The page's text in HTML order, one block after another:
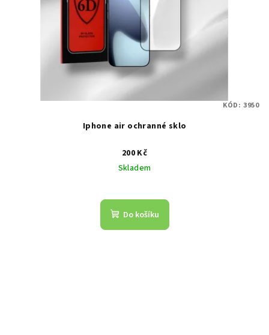
Iphone air ochranné sklo
200 Kč
Skladem
Do košíku
KÓD: 3950